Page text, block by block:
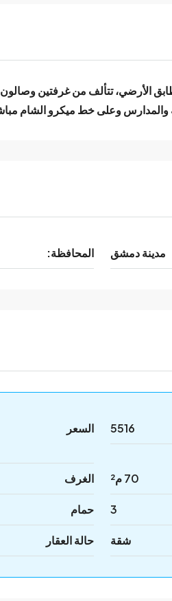
في حرستا حي البستان جانب الحديقة، بمساحة 70 م² في
وعلى خط ميكرو الشام
مدينة دمشق المحافظة:
5516 السعر
70 م² الغرف
3 حمام
شقة حالة العقار